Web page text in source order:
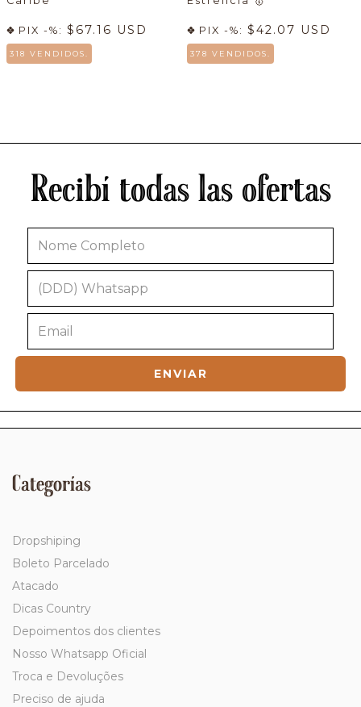
PIX -%: $67.16 USD
318 VENDIDOS.
PIX -%: $42.07 USD
378 VENDIDOS.
Recibí todas las ofertas
Categorías
Dropshiping
Boleto Parcelado
Atacado
Dicas Country
Depoimentos dos clientes
Nosso Whatsapp Oficial
Troca e Devoluções
Preciso de ajuda